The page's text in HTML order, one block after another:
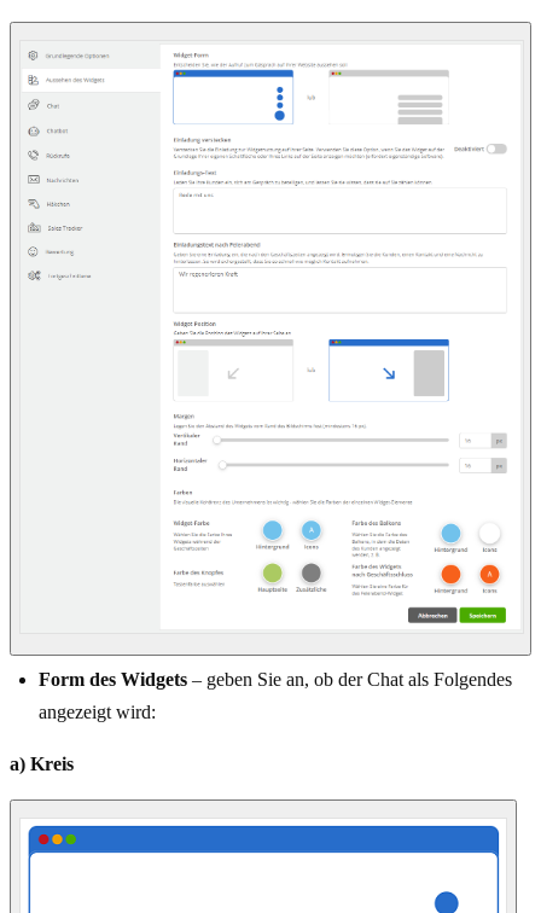
Form des Widgets – geben Sie an, ob der Chat als Folgendes
angezeigt wird:
a) Kreis